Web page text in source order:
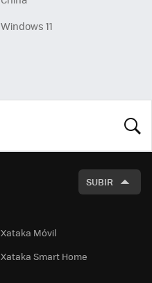
Windows 11
SUBIR
Xataka Móvil
Xataka Smart Home